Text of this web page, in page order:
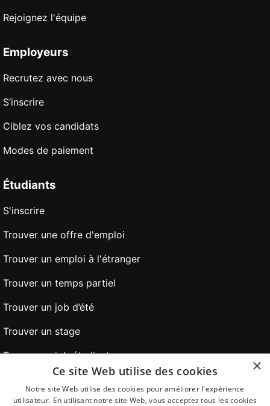
Rejoignez l'équipe
Employeurs
Recrutez avec nous
S’inscrire
Ciblez vos candidats
Modes de paiement
Étudiants
S'inscrire
Trouver une offre d'emploi
Trouver un emploi à l'étranger
Trouver un temps partiel
Trouver un job d’été
Trouver un stage
Trouver un job étudiant
Conseils pour postuler
×
Ce site Web utilise des cookies
Notre site Web utilise des cookies pour améliorer l'expérience
utilisateur. En utilisant notre site Web, vous acceptez tous les cookies